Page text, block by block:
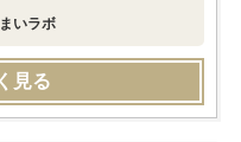
いラボ
見る